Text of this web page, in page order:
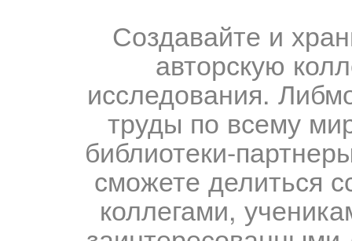
Создавайте и
авторскую
исследования.
труды по всему
библиотеки-
сможете делиться
коллегами,